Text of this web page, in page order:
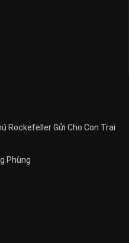
Rockefeller Gửi Cho Con Trai
Phùng